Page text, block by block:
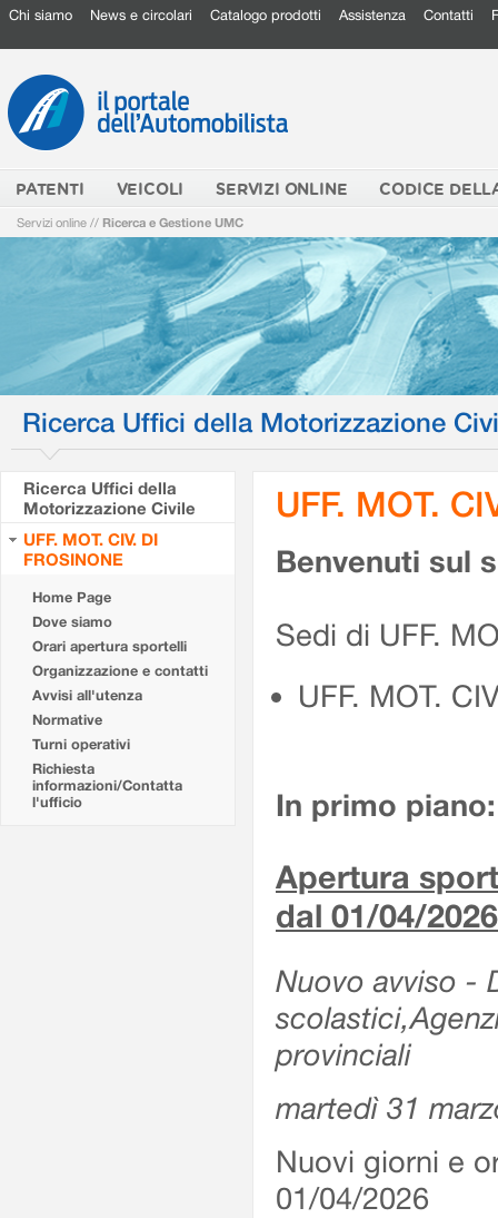
Chi siamo News e circolari Catalogo prodotti Assistenza Contatti
PATENTI VEICOLI SERVIZI ONLINE CODICE
Servizi online // Ricerca e Gestione UMC
Ricerca Uffici della Motorizzazione
Ricerca Uffici della
Motorizzazione Civile
UFF. MOT. CIV. DI
FROSINONE
Home Page
Dove siamo
Orari apertura sportelli
Organizzazione e contatti
Avvisi all'utenza
Normative
Turni operativi
Richiesta
informazioni/Contatta
l'ufficio
UFF. MOT.
Benvenuti sul
Sedi di UFF.
UFF. MOT.
In primo piano:
Apertura
dal 01/04/2026
Nuovo avviso -
provinciali
martedì 31
Nuovi giorni e
01/04/2026